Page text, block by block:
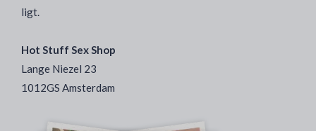
ligt.
Hot Stuff Sex Shop
Lange Niezel 23
1012GS Amsterdam